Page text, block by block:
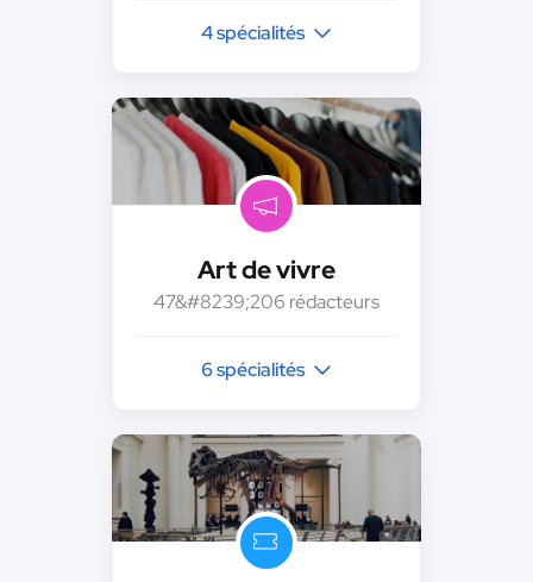
4 spécialités
Art de vivre
47&#8239;206 rédacteurs
6 spécialités